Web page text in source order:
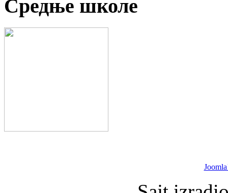
Средње школе